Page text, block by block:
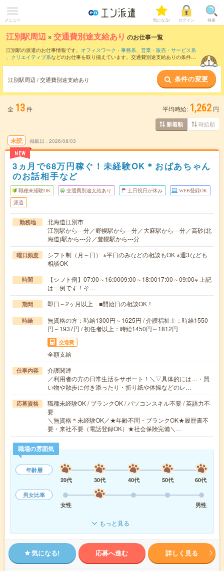
メニュー 気になる! ログイン 検索
江別駅周辺 ×交通費別途支給あり のお仕事一覧
江別駅の派遣のお仕事情報です。 オフィスワーク・事務系、 営業・販売・サービス系
、 クリエイティブ系などのお仕事を取り揃えています。交通費別途支給ありの条件の
江別駅周辺 / 交通費別途支給あり 条件の変更
全 13件 平均時給: 1,262 円
新着順 時給順
未読
NEW
掲載日 2026/08/03
3ヵ月で68万円稼ぐ！未経験OK＊おばあちゃん
のお話相手など
職種未経験OK 交通費別途支給あり 土日祝日が休み WEB登録OK
派遣
勤務地
北海道江別市
江別駅から---分／野幌駅から---分／大麻駅から---分／高砂(北
海道)駅から---分／豊幌駅から---分
曜日頻度
シフト制（月～日） ※平日のみなどの相談もOK ※週3なども
相談OK
時間
【シフト例】07:00～16:0009:00～18:0017:00～09:00※ 上記
は一例です！そ…
期間 即日～2ヶ月以上 ■開始日の相談OK！
時給
無資格の方：時給1300円～1625円 / 介護福祉士：時給1550
円～1937円 / 初任者以上：時給1450円～1812円
交通費
全額支給
仕事内容
介護関連
／利用者の方の日常生活をサポート！＼▽具体的には…・買
い物や散歩に付き添ったり・折り紙や体操などのレ…
応募資格
職種未経験OK / ブランクOK / パソコンスキル不要 / 英語力不
要
＼無資格＊未経験OK／★年齢不問・ブランクOK★履歴書不
要・来社不要（電話登録OK）★社会保険完備＼…
職場の雰囲気
年齢層
20代
30代 40代 50代
60代
男女比率
女性
男性
もっと見る
気になる! 応募へ進む 詳しく見る